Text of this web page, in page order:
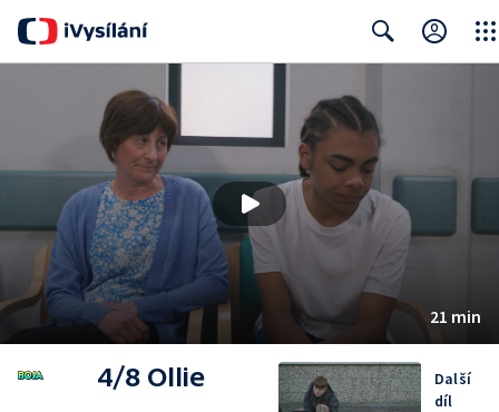
21 min
4/8 Ollie
Další
díl